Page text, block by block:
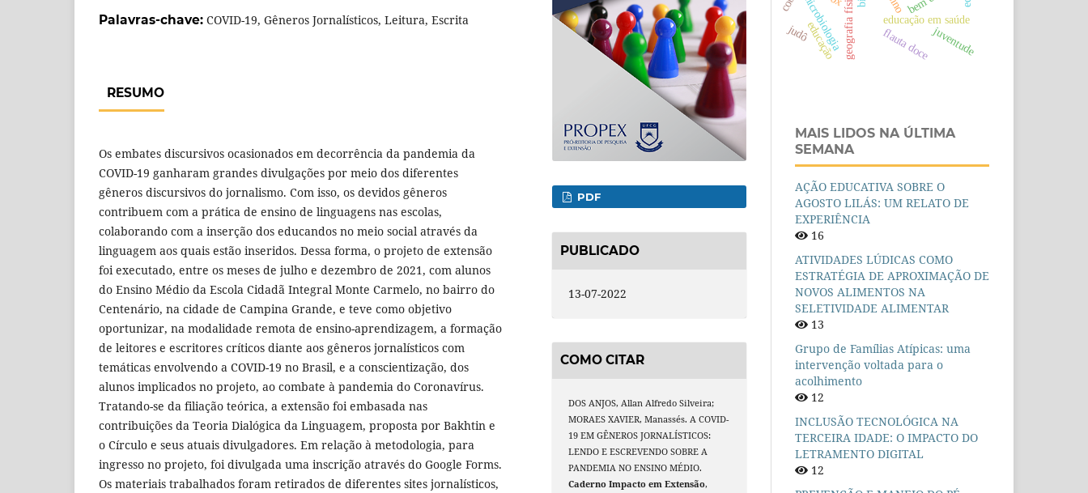
Palavras-chave: COVID-19, Gêneros Jornalísticos, Leitura, Escrita
RESUMO
Os embates discursivos ocasionados em decorrência da pandemia da
COVID-19 ganharam grandes divulgações por meio dos diferentes
gêneros discursivos do jornalismo. Com isso, os devidos gêneros
contribuem com a prática de ensino de linguagens nas escolas,
colaborando com a inserção dos educandos no meio social através da
linguagem aos quais estão inseridos. Dessa forma, o projeto de extensão
foi executado, entre os meses de julho e dezembro de 2021, com alunos
do Ensino Médio da Escola Cidadã Integral Monte Carmelo, no bairro do
Centenário, na cidade de Campina Grande, e teve como objetivo
oportunizar, na modalidade remota de ensino-aprendizagem, a formação
de leitores e escritores críticos diante aos gêneros jornalísticos com
temáticas envolvendo a COVID-19 no Brasil, e a conscientização, dos
alunos implicados no projeto, ao combate à pandemia do Coronavírus.
Tratando-se da filiação teórica, a extensão foi embasada nas
contribuições da Teoria Dialógica da Linguagem, proposta por Bakhtin e
o Círculo e seus atuais divulgadores. Em relação à metodologia, para
ingresso no projeto, foi divulgada uma inscrição através do Google Forms.
Os materiais trabalhados foram retirados de diferentes sites jornalísticos,
PDF
PUBLICADO
13-07-2022
COMO CITAR
DOS ANJOS, Allan Alfredo Silveira;
MORAES XAVIER, Manassés. A COVID-
19 EM GÊNEROS JORNALÍSTICOS:
LENDO E ESCREVENDO SOBRE A
PANDEMIA NO ENSINO MÉDIO.
Caderno Impacto em Extensão,
geografia física educação em saúde
microbiologia flauta doce
educação
judô juventude
MAIS LIDOS NA ÚLTIMA
SEMANA
AÇÃO EDUCATIVA SOBRE O
AGOSTO LILÁS: UM RELATO DE
EXPERIÊNCIA
16
ATIVIDADES LÚDICAS COMO
ESTRATÉGIA DE APROXIMAÇÃO DE
NOVOS ALIMENTOS NA
SELETIVIDADE ALIMENTAR
13
Grupo de Famílias Atípicas: uma
intervenção voltada para o
acolhimento
12
INCLUSÃO TECNOLÓGICA NA
TERCEIRA IDADE: O IMPACTO DO
LETRAMENTO DIGITAL
12